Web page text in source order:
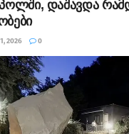
დაშავდა
2026 0